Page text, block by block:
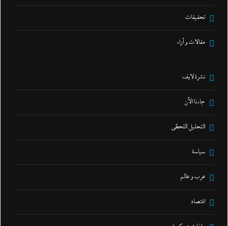
تحقيقات
مقالات و أراء
نشرة لايف
جاءنا الآن
التحليل اللحظي
سياسة
عرب و عالم
اقتصاد